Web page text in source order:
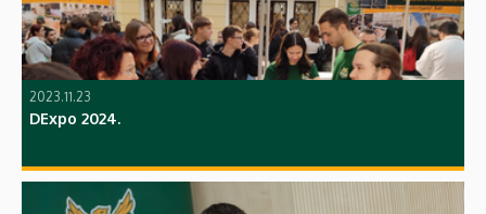
2023.11.23
DExpo 2024.